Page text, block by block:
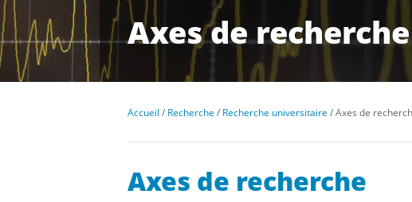
Axes de recherche
Accueil Recherche Recherche universitaire Axes de
Axes de recherche